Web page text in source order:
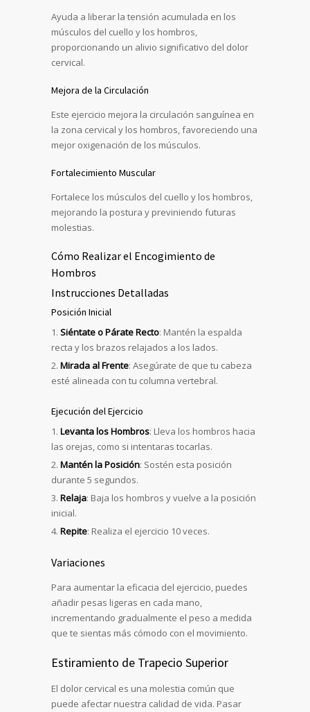
Ayuda a liberar la tensión acumulada en los
músculos del cuello y los hombros,
proporcionando un alivio significativo del dolor
cervical.
Mejora de la Circulación
Este ejercicio mejora la circulación sanguínea en
la zona cervical y los hombros, favoreciendo una
mejor oxigenación de los músculos.
Fortalecimiento Muscular
Fortalece los músculos del cuello y los hombros,
mejorando la postura y previniendo futuras
molestias.
Cómo Realizar el Encogimiento de
Hombros
Instrucciones Detalladas
Posición Inicial
Siéntate o Párate Recto: Mantén la espalda
recta y los brazos relajados a los lados.
Mirada al Frente: Asegúrate de que tu cabeza
esté alineada con tu columna vertebral.
Ejecución del Ejercicio
Levanta los Hombros: Lleva los hombros hacia
las orejas, como si intentaras tocarlas.
Mantén la Posición: Sostén esta posición
durante 5 segundos.
Relaja: Baja los hombros y vuelve a la posición
inicial.
Repite: Realiza el ejercicio 10 veces.
Variaciones
Para aumentar la eficacia del ejercicio, puedes
añadir pesas ligeras en cada mano,
incrementando gradualmente el peso a medida
que te sientas más cómodo con el movimiento.
Estiramiento de Trapecio Superior
El dolor cervical es una molestia común que
puede afectar nuestra calidad de vida. Pasar